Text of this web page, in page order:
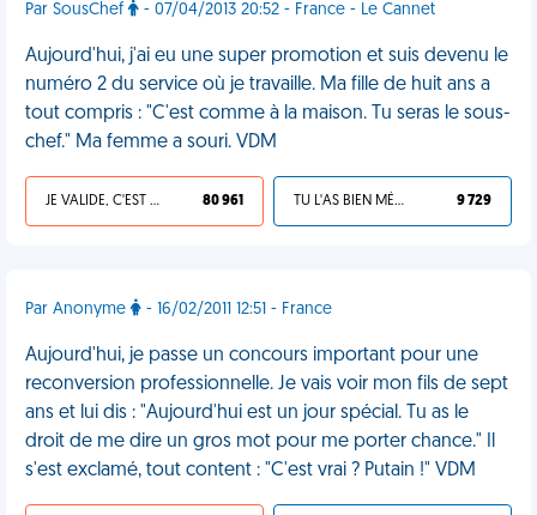
Par SousChef - 07/04/2013 20:52 - France - Le Cannet
Aujourd'hui, j'ai eu une super promotion et suis devenu le
numéro 2 du service où je travaille. Ma fille de huit ans a
tout compris : "C'est comme à la maison. Tu seras le sous-
chef." Ma femme a souri. VDM
JE VALIDE, C'EST UNE VDM 80 961 TU L'AS BIEN MÉRITÉ 9 729
Par Anonyme - 16/02/2011 12:51 - France
Aujourd'hui, je passe un concours important pour une
reconversion professionnelle. Je vais voir mon fils de sept
ans et lui dis : "Aujourd'hui est un jour spécial. Tu as le
droit de me dire un gros mot pour me porter chance." Il
s'est exclamé, tout content : "C'est vrai ? Putain !" VDM